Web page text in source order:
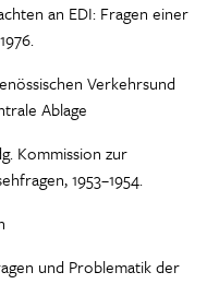
an EDI: Fragen einer
Verkehrsund
Ablage
Kommission zur
1953–1954.
und Problematik der